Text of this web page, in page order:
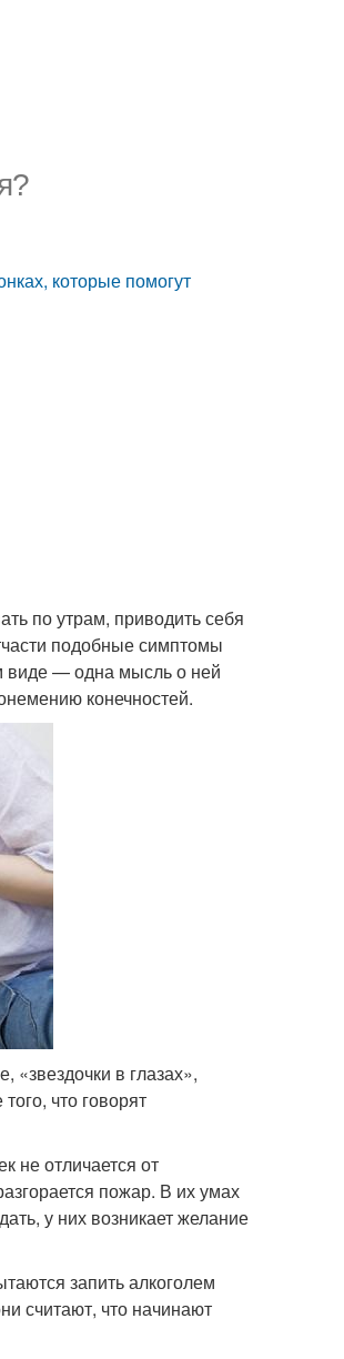
которые помогут
по утрам, приводить себя
подобные симптомы
виде — одна мысль о ней
конечностей.
в глазах»,
что говорят
не отличается от
пожар. В их умах
у них возникает желание
запить алкоголем
считают, что начинают